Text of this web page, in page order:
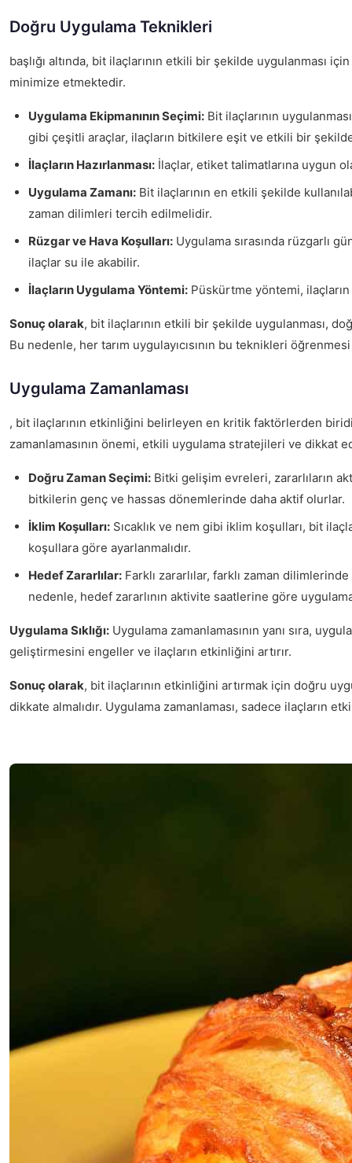
Doğru Uygulama Teknikleri
başlığı altında, bit ilaçlarının etkili bir şekilde uygulanması
minimize etmektedir.
Uygulama Ekipmanının Seçimi: Bit ilaçlarının
gibi çeşitli araçlar, ilaçların bitkilere eşit ve etkili bir şekilde
İlaçların Hazırlanması: İlaçlar, etiket talimatlarına uygun
Uygulama Zamanı: Bit ilaçlarının en etkili şekilde
zaman dilimleri tercih edilmelidir.
Rüzgar ve Hava Koşulları: Uygulama sırasında rüzgarlı
ilaçlar su ile akabilir.
İlaçların Uygulama Yöntemi: Püskürtme yöntemi,
Sonuç olarak, bit ilaçlarının etkili bir şekilde uygulanması,
Bu nedenle, her tarım uygulayıcısının bu teknikleri
Uygulama Zamanlaması
, bit ilaçlarının etkinliğini belirleyen en kritik faktörlerden
zamanlamasının önemi, etkili uygulama stratejileri ve dikkat
Doğru Zaman Seçimi: Bitki gelişim evreleri, zararlıların
bitkilerin genç ve hassas dönemlerinde daha aktif olurlar.
İklim Koşulları: Sıcaklık ve nem gibi iklim koşulları, bit
koşullara göre ayarlanmalıdır.
Hedef Zararlılar: Farklı zararlılar, farklı zaman
nedenle, hedef zararlının aktivite saatlerine göre
Uygulama Sıklığı: Uygulama zamanlamasının yanı sıra,
geliştirmesini engeller ve ilaçların etkinliğini artırır.
Sonuç olarak, bit ilaçlarının etkinliğini artırmak için doğru
dikkate almalıdır. Uygulama zamanlaması, sadece ilaçların